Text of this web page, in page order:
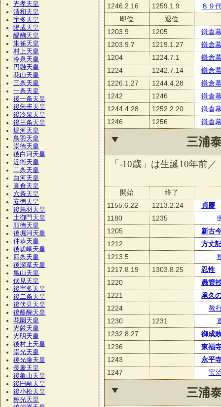
1246.2.16
1259.1.9
８９
即位
退位
1203.9
1205
鎌倉
1203.9.7
1219.1.27
鎌倉
1204
1224.7.1
鎌倉
1224
1242.7.14
鎌倉
1226.1.27
1244.4.28
鎌倉
1242
1246
鎌倉
1244.4.28
1252.2.20
鎌倉
1246
1256 鎌倉
三浦
「-10歳」は生誕10年前
開始
終了
1155.6.22
1213.2.24
貞慶
1180
1235
1205
新古
1212
方丈
1213.5
1217.8.19 1303.8.25
忍性
1220
愚管
1221
承久
1224
教
1230
1231
1232.8.27
御成
1236
東福
1243
永平
1247
宝
三浦
光孝天皇
清和天皇
宇多天皇
陽成天皇
醍醐天皇
朱雀天皇
村上天皇
冷泉天皇
円融天皇
花山天皇
三条天皇
一条天皇
後一条天皇
後朱雀天皇
後冷泉天皇
後三条天皇
堀河天皇
鳥羽天皇
崇徳天皇
後白河天皇
近衛天皇
二条天皇
白河天皇
高倉天皇
六条天皇
安徳天皇
後鳥羽天皇
土御門天皇
順徳天皇
後堀河天皇
仲恭天皇
後嵯峨天皇
四条天皇
後深草天皇
亀山天皇
伏見天皇
後宇多天皇
後二条天皇
後伏見天皇
後醍醐天皇
花園天皇
光厳天皇
光明天皇
後村上天皇
崇光天皇
後光厳天皇
長慶天皇
後亀山天皇
後円融天皇
後小松天皇
称光天皇